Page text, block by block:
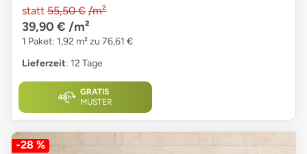
statt 55,50 € /m²
39,90 € /m²
1 Paket: 1,92 m² zu 76,61 €
Lieferzeit: 12 Tage
GRATIS
MUSTER
-28 %